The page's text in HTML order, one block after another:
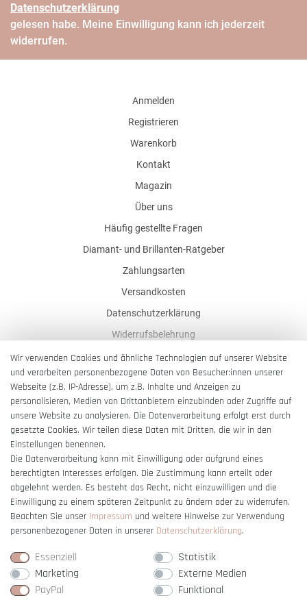
Daten­schutz­erklärung
gelesen habe. Meine Einwilligung kann ich jederzeit
widerrufen.
Anmelden
Registrieren
Warenkorb
Kontakt
Magazin
Über uns
Häufig gestellte Fragen
Diamant- und Brillanten-Ratgeber
Zahlungsarten
Versandkosten
Datenschutzerklärung
Widerrufsbelehrung
AGB
Impressum
Barrierefreiheitserklärung
Vertrag widerrufen
Wir verwenden Cookies und ähnliche Technologien auf unserer Website
und verarbeiten personenbezogene Daten von Besucher:innen unserer
Webseite (z.B. IP-Adresse), um z.B. Inhalte und Anzeigen zu
personalisieren, Medien von Drittanbietern einzubinden oder Zugriffe auf
unsere Website zu analysieren. Die Datenverarbeitung erfolgt erst durch
gesetzte Cookies. Wir teilen diese Daten mit Dritten, die wir in den
Einstellungen benennen.
Die Datenverarbeitung kann mit Einwilligung oder aufgrund eines
berechtigten Interesses erfolgen. Die Zustimmung kann erteilt oder
abgelehnt werden. Es besteht das Recht, nicht einzuwilligen und die
Einwilligung zu einem späteren Zeitpunkt zu ändern oder zu widerrufen.
Beachten Sie unser Impressum und weitere Hinweise zur Verwendung
personenbezogener Daten in unserer Daten­schutz­erklärung.
Essenziell
Statistik
Marketing
Externe Medien
PayPal
Funktional